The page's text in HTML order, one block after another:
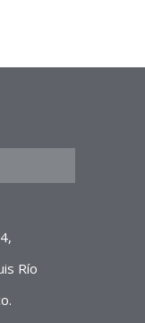
Río